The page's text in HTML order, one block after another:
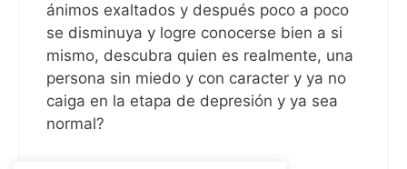
ánimos exaltados y después poco a poco
se disminuya y logre conocerse bien a si
mismo, descubra quien es realmente, una
persona sin miedo y con caracter y ya no
caiga en la etapa de depresión y ya sea
normal?